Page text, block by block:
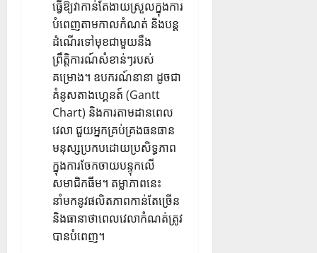
ធ្វើឱ្យវាកាន់តែងាយស្រួលក្នុងការ
បំពេញតាមកាលកំណត់ និងបន្ត
ដំណើរទៅមុខជាមួយនឹង
ព្រឹត្តិការណ៍សំខាន់ៗរបស់
គម្រោង។ ឧបករណ៍នានា ដូចជា
គំនូសតាងហ្គេនត៍ (Gantt
Chart) និងការតាមដានពេល
វេលា ជួយអ្នកគ្រប់គ្រងធនធាន
មនុស្សប្រកបដោយប្រសិទ្ធភាព
ក្នុងការចែកចាយបន្ទុកលើ
សមាជិកធីម។ តម្លាភាពនេះ
នាំមកនូវផលិតភាពកាន់តែច្រើន
និងធានាថាពេលវេលាកំណត់ត្រូវ
បានបំពេញ។